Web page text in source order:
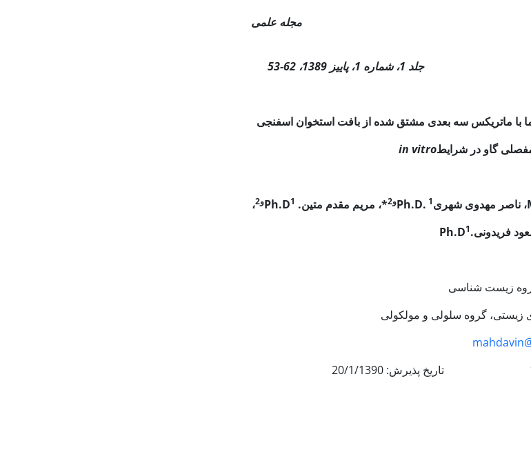
مجله علمی
جلد 1، شماره 1، پاییز 1389،
62
-53
با ماتریکس سه بعدی مشتق شده از بافت استخوان اسفنجی
گاو در شرایطin vitro
، ناصر مهدوی شهری Ph.D. 1و2 *، مریم مقدم متین.
Ph.D1و2
،
فریدونی. Ph.D1